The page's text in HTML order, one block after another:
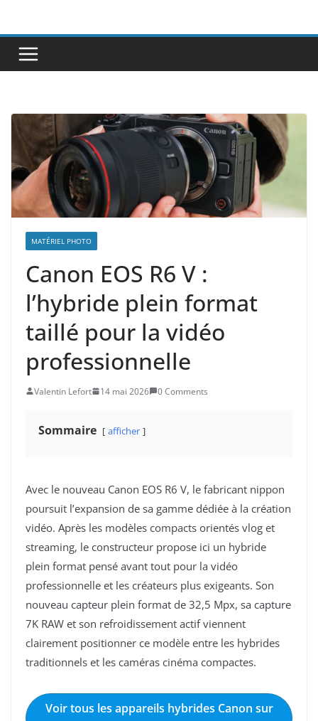
contenu
MATÉRIEL PHOTO
Canon EOS R6 V :
l’hybride plein format
taillé pour la vidéo
professionnelle
Valentin Lefort 14 mai 2026 0 Comments
Sommaire afficher
Avec le nouveau Canon EOS R6 V, le fabricant nippon
poursuit l’expansion de sa gamme dédiée à la création
vidéo. Après les modèles compacts orientés vlog et
streaming, le constructeur propose ici un hybride
plein format pensé avant tout pour la vidéo
professionnelle et les créateurs plus exigeants. Son
nouveau capteur plein format de 32,5 Mpx, sa capture
7K RAW et son refroidissement actif viennent
clairement positionner ce modèle entre les hybrides
traditionnels et les caméras cinéma compactes.
Voir tous les appareils hybrides Canon sur